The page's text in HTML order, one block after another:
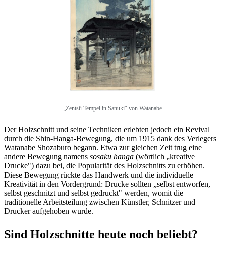
„Zentsû Tempel in Sanuki“ von Watanabe
Der Holzschnitt und seine Techniken erlebten jedoch ein Revival
durch die Shin-Hanga-Bewegung, die um 1915 dank des Verlegers
Watanabe Shozaburo begann. Etwa zur gleichen Zeit trug eine
andere Bewegung namens sosaku hanga (wörtlich „kreative
Drucke") dazu bei, die Popularität des Holzschnitts zu erhöhen.
Diese Bewegung rückte das Handwerk und die individuelle
Kreativität in den Vordergrund: Drucke sollten „selbst entworfen,
selbst geschnitzt und selbst gedruckt" werden, womit die
traditionelle Arbeitsteilung zwischen Künstler, Schnitzer und
Drucker aufgehoben wurde.
Sind Holzschnitte heute noch beliebt?